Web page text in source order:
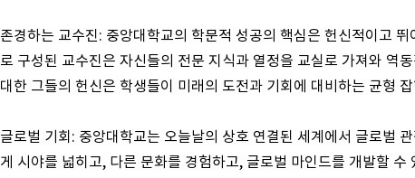
존경하는 교수진: 중앙대학교의 학문적 성공의 핵심은 헌신적이고
로 구성된 교수진은 자신들의 전문 지식과 열정을 교실로 가져와 역
대한 그들의 헌신은 학생들이 미래의 도전과 기회에 대비하는 균형
글로벌 기회: 중앙대학교는 오늘날의 상호 연결된 세계에서 글로벌
게 시야를 넓히고, 다른 문화를 경험하고, 글로벌 마인드를 개발할